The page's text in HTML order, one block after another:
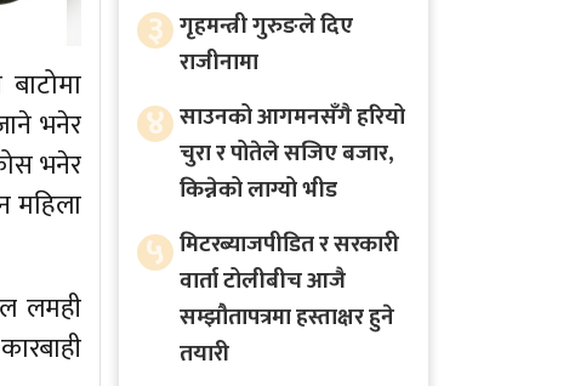
भनेर
भनेर
महिला
लमही
३ गृहमन्त्री गुरुङले दिए
राजीनामा
४ साउनको आगमनसँगै हरियो
चुरा र पोतेले सजिए बजार,
किन्नेको लाग्यो भीड
५ मिटरब्याजपीडित र सरकारी
वार्ता टोलीबीच आजै
सम्झौतापत्रमा हस्ताक्षर हुने
तयारी